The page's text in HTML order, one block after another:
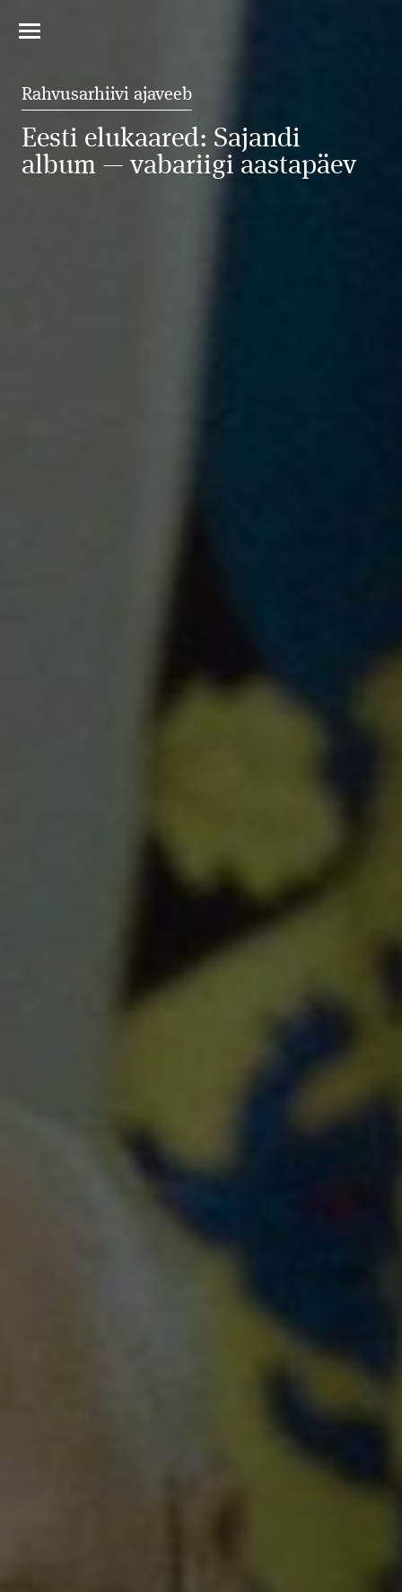
Rahvusarhiivi ajaveeb
Eesti elukaared: Sajandi
album — vabariigi aastapäev